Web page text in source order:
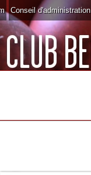
Conseil d'administration